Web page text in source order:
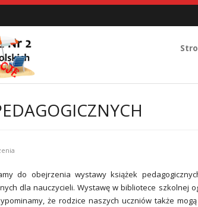
do obejrzenia wystawy książek
dla nauczycieli. Wystawę w bibliotece szkolnej
że rodzice naszych uczniów także